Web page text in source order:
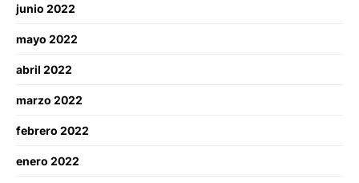
junio 2022
mayo 2022
abril 2022
marzo 2022
febrero 2022
enero 2022